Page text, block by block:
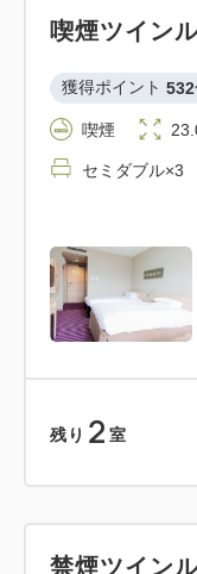
喫煙ツイン
獲得ポイント
喫煙
セミダブル×3
残り 2 室
禁煙ツイン